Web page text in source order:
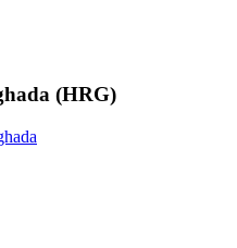
(HRG)